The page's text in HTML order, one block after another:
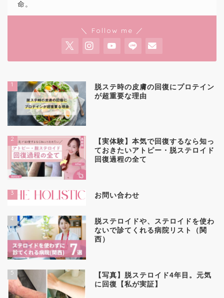
命。
＼ Follow me ／
1
脱ステ時の皮膚の回復にプロテイン
が超重要な理由
2
【実体験】本気で回復するなら知っ
ておきたいアトピー・脱ステロイド
回復過程の全て
3 お問い合わせ
4
脱ステロイドや、ステロイドを使わ
ないで診てくれる病院リスト（関
西）
5
【写真】脱ステロイド4年目。元気
に回復【私が実証】